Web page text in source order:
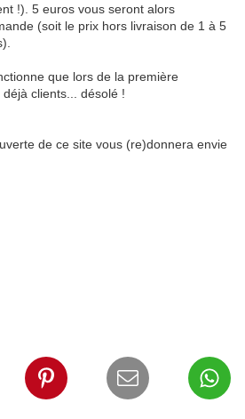
!). 5 euros vous seront alors
(soit le prix hors livraison de 1 à 5
que lors de la première
clients... désolé !
de ce site vous (re)donnera envie